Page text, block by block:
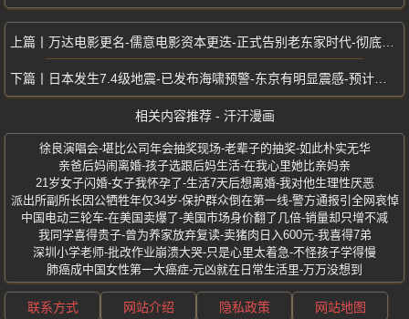
万达电影更名-儒意电影资本更迭-正式告别老东家时代-彻底告别王健林时代
日本发生7.4级地震-已发布海啸预警-东京有明显震感-预计高达3米海啸
相关内容推荐 - 汗汗漫画
徐良演唱会-堪比公司年会抽奖现场-老辈子的抽奖-如此朴实无华
亲爸后妈闹离婚-孩子选跟后妈生活-在我心里她比亲妈亲
21岁女子闪婚-女子我怀孕了-生活7天后想离婚-我对他生理性厌恶
派出所副所长因公牺牲年仅34岁-保护群众倒在第一线-警方通报引全网哀悼
中国电动三轮车-在美国卖爆了-美国市场身价翻了几倍-销量却只增不减
我同学喜得贵子-曾为养家放弃复读-卖猪肉日入600元-我喜得7弟
深圳小学老师-批改作业崩溃大哭-只是心里太着急-不怪孩子学得慢
肺癌成中国女性第一大癌症-元凶就在日常生活里-万万没想到
联系方式 网站介绍 隐私政策 网站地图